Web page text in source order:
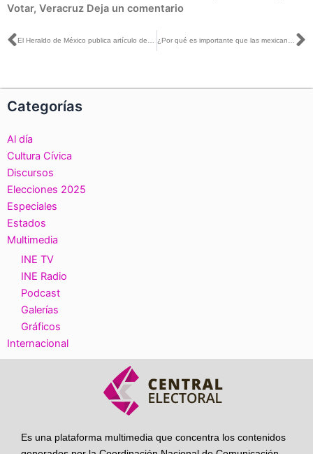
Votar, Veracruz Deja un comentario
Ant
Categorías
Al día
Cultura Cívica
Discursos
Elecciones 2025
Especiales
Estados
Multimedia
INE TV
INE Radio
Podcast
Galerías
Gráficos
Internacional
Es una plataforma multimedia que concentra los contenidos